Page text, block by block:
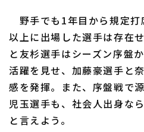
野手でも1年目から規定
以上に出場した選手は存在
と友杉選手はシーズン序盤
活躍を見せ、加藤豪選手と
感を発揮。また、序盤戦で
児玉選手も、社会人出身な
と言えよう。